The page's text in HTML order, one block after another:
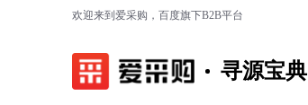
欢迎来到爱采购，百度旗下B2B平台
寻源宝典